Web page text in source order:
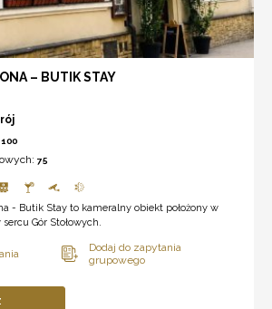
– BUTIK STAY
100
75
- Butik Stay to kameralny obiekt położony w
Gór Stołowych.